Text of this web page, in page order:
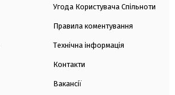
Угода Користувача Спільноти
Правила коментування
Технічна інформація
Контакти
Вакансії